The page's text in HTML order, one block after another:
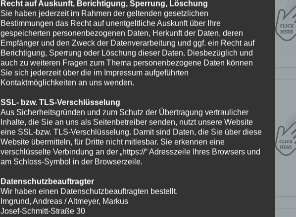
Recht auf Auskunft, Berichtigung, Sperrung, Löschung
Sie haben jederzeit im Rahmen der geltenden gesetzlichen
Bestimmungen das Recht auf unentgeltliche Auskunft über Ihre
gespeicherten personenbezogenen Daten, Herkunft der Daten, deren
Empfänger und den Zweck der Datenverarbeitung und ggf. ein Recht auf
Berichtigung, Sperrung oder Löschung dieser Daten. Diesbezüglich und
auch zu weiteren Fragen zum Thema personenbezogene Daten können
Sie sich jederzeit über die im Impressum aufgeführten
Kontaktmöglichkeiten an uns wenden.
SSL- bzw. TLS-Verschlüsselung
Aus Sicherheitsgründen und zum Schutz der Übertragung vertraulicher
Inhalte, die Sie an uns als Seitenbetreiber senden, nutzt unsere Website
eine SSL-bzw. TLS-Verschlüsselung. Damit sind Daten, die Sie über diese
Website übermitteln, für Dritte nicht mitlesbar. Sie erkennen eine
verschlüsselte Verbindung an der „https://“ Adresszeile Ihres Browsers und
am Schloss-Symbol in der Browserzeile.
Datenschutzbeauftragter
Wir haben einen Datenschutzbeauftragten bestellt.
Imgrund, Andreas / Altmeyer, Markus
Josef-Schmitt-Straße 30